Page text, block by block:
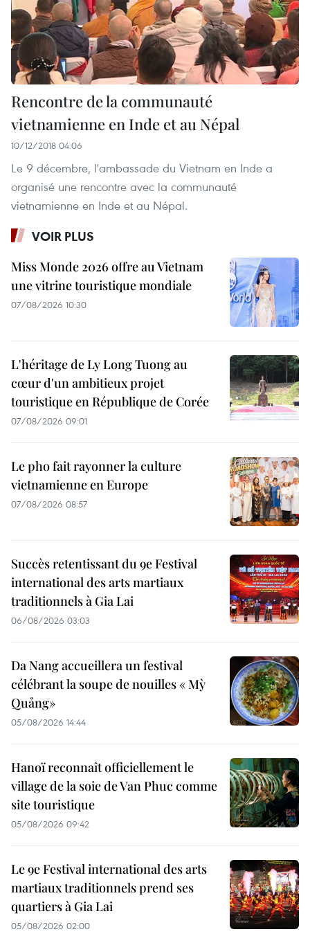
Rencontre de la communauté
vietnamienne en Inde et au Népal
10/12/2018 04:06
Le 9 décembre, l'ambassade du Vietnam en Inde a
organisé une rencontre avec la communauté
vietnamienne en Inde et au Népal.
VOIR PLUS
Miss Monde 2026 offre au Vietnam
une vitrine touristique mondiale
07/08/2026 10:30
L'héritage de Ly Long Tuong au
cœur d'un ambitieux projet
touristique en République de Corée
07/08/2026 09:01
Le pho fait rayonner la culture
vietnamienne en Europe
07/08/2026 08:57
Succès retentissant du 9e Festival
international des arts martiaux
traditionnels à Gia Lai
06/08/2026 03:03
Da Nang accueillera un festival
célébrant la soupe de nouilles « Mỳ
Quảng»
05/08/2026 14:44
Hanoï reconnaît officiellement le
village de la soie de Van Phuc comme
site touristique
05/08/2026 09:42
Le 9e Festival international des arts
martiaux traditionnels prend ses
quartiers à Gia Lai
05/08/2026 02:00